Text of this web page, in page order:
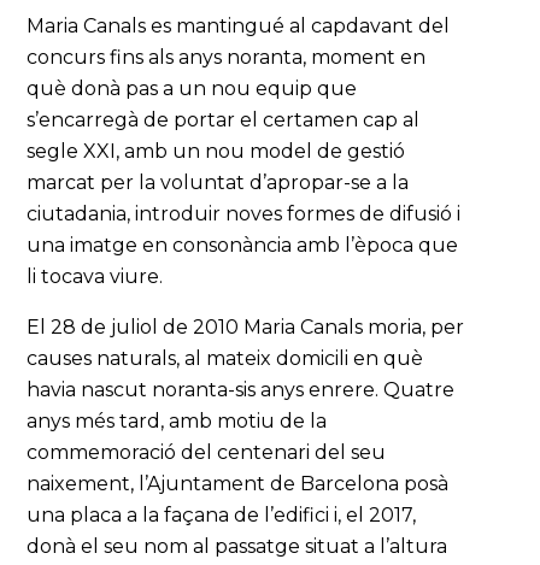
Maria Canals es mantingué al capdavant del
concurs fins als anys noranta, moment en
què donà pas a un nou equip que
s’encarregà de portar el certamen cap al
segle XXI, amb un nou model de gestió
marcat per la voluntat d’apropar-se a la
ciutadania, introduir noves formes de difusió i
una imatge en consonància amb l’època que
li tocava viure.
El 28 de juliol de 2010 Maria Canals moria, per
causes naturals, al mateix domicili en què
havia nascut noranta-sis anys enrere. Quatre
anys més tard, amb motiu de la
commemoració del centenari del seu
naixement, l’Ajuntament de Barcelona posà
una placa a la façana de l’edifici i, el 2017,
donà el seu nom al passatge situat a l’altura